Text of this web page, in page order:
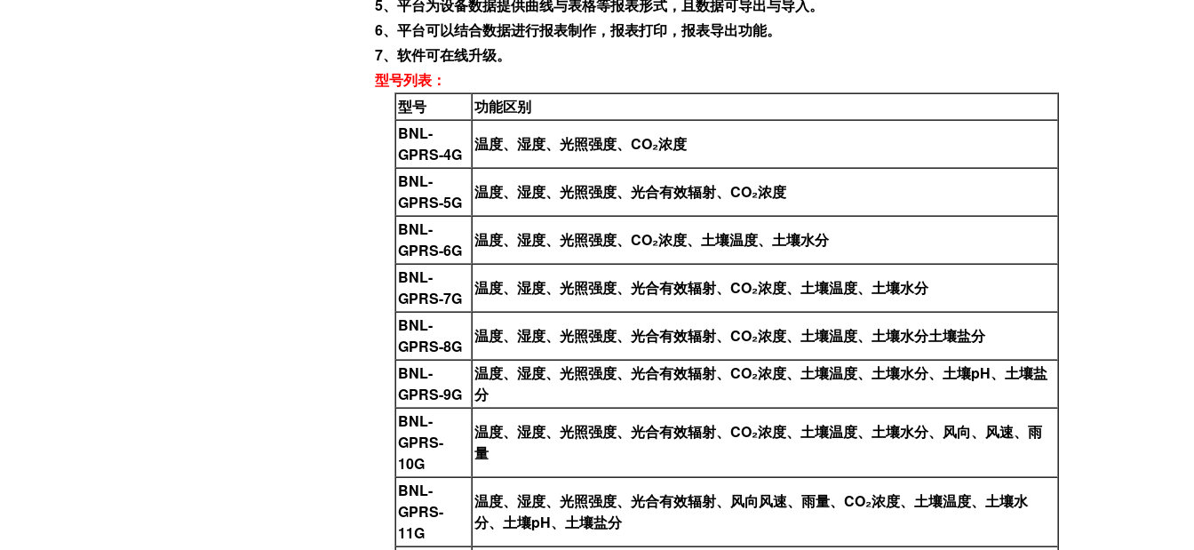
5、平台为设备数据提供曲线与表格等报表形式，且数据可导出与导入。
6、平台可以结合数据进行报表制作，报表打印，报表导出功能。
7、软件可在线升级。
型号列表：
型号
功能区别
BNL-
GPRS-4G
温度、湿度、光照强度、CO₂浓度
BNL-
GPRS-5G
温度、湿度、光照强度、光合有效辐射、CO₂浓度
BNL-
GPRS-6G
温度、湿度、光照强度、CO₂浓度、土壤温度、土壤水分
BNL-
GPRS-7G
温度、湿度、光照强度、光合有效辐射、CO₂浓度、土壤温度、土壤水分
BNL-
GPRS-8G
温度、湿度、光照强度、光合有效辐射、CO₂浓度、土壤温度、土壤水分土壤盐分
BNL-
GPRS-9G
温度、湿度、光照强度、光合有效辐射、CO₂浓度、土壤温度、土壤水分、土壤pH、土壤盐
分
BNL-
GPRS-
10G
温度、湿度、光照强度、光合有效辐射、CO₂浓度、土壤温度、土壤水分、风向、风速、雨
量
BNL-
GPRS-
11G
温度、湿度、光照强度、光合有效辐射、风向风速、雨量、CO₂浓度、土壤温度、土壤水
分、土壤pH、土壤盐分